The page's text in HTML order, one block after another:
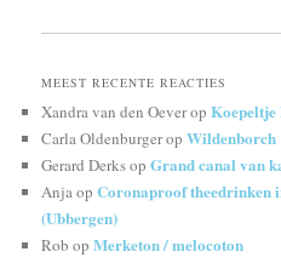
MEEST RECENTE REACTIES
Xandra van den Oeverop
Carla OldenburgeropWildenborch
Gerard DerksopGrand canal van
AnjaopCoronaproof theedrinken
(Ubbergen)
Rob opMerketon / melocoton